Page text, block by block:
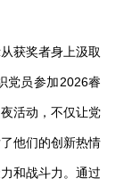
获奖者身上汲取
党员参加2026睿
活动，不仅让党
他们的创新热情
和战斗力。通过